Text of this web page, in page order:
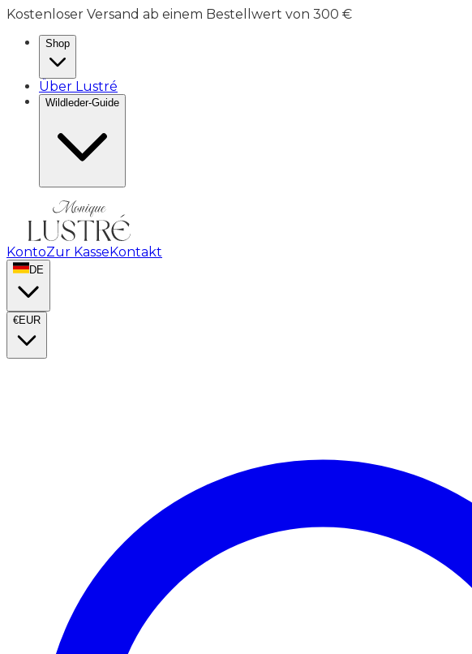
Kostenloser Versand ab einem Bestellwert von 300 €
Shop
Über Lustré
Wildleder-Guide
KontoZur KasseKontakt
DE
€EUR